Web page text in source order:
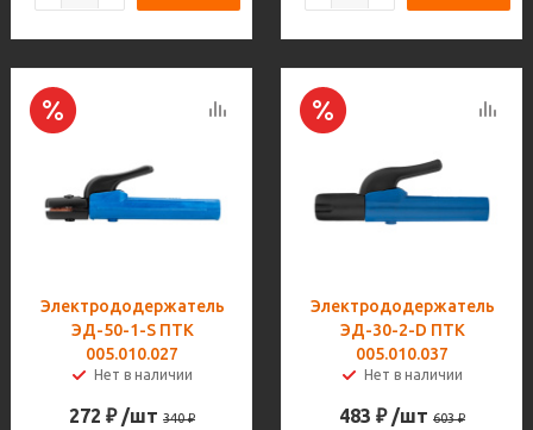
Электрододержатель
ЭД-50-1-S ПТК
005.010.027
Нет в наличии
272 ₽ /шт 340₽
Электрододержатель
ЭД-30-2-D ПТК
005.010.037
Нет в наличии
483 ₽ /шт 603₽